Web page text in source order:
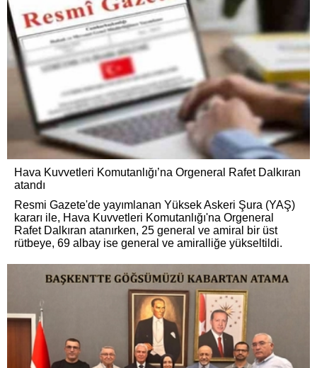
Hava Kuvvetleri Komutanlığı’na Orgeneral Rafet Dalkıran
atandı
Resmi Gazete'de yayımlanan Yüksek Askeri Şura (YAŞ)
kararı ile, Hava Kuvvetleri Komutanlığı'na Orgeneral
Rafet Dalkıran atanırken, 25 general ve amiral bir üst
rütbeye, 69 albay ise general ve amiralliğe yükseltildi.